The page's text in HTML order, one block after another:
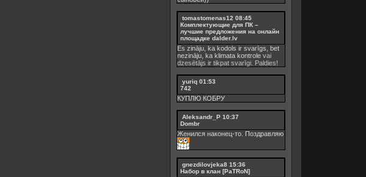
tomastomenas12 08:45
Комплектующие для ПК –
лучшие предложения на онлайн
площадке dalder.lv
Es zināju, ka kodols ir svarīgs, bet
nezināju, ka klimata kontrole vai
dzesētājs ir tikpat svarīgi. Paldies!
yuriq 01:53
742
КУПЛЮ КОБРУ
Aleksandr_P 10:37
Dombr
Женился наконец-то. Поздравляю
gnezdilovjeka8 15:36
Набор в клан [PaTRoN]